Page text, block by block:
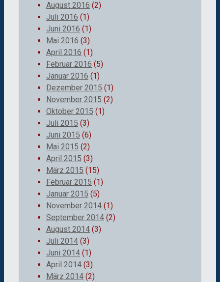
August 2016 (2)
Juli 2016 (1)
Juni 2016 (1)
Mai 2016 (3)
April 2016 (1)
Februar 2016 (5)
Januar 2016 (1)
Dezember 2015 (1)
November 2015 (2)
Oktober 2015 (1)
Juli 2015 (3)
Juni 2015 (6)
Mai 2015 (2)
April 2015 (3)
März 2015 (15)
Februar 2015 (1)
Januar 2015 (5)
November 2014 (1)
September 2014 (2)
August 2014 (3)
Juli 2014 (3)
Juni 2014 (1)
April 2014 (3)
März 2014 (2)